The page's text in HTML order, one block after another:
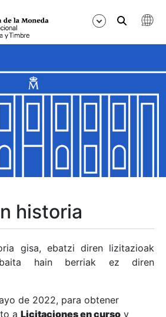
historia
gisa, ebatzi diren lizitazioak
hain berriak ez diren
de 2022, para obtener
a Licitaciones en curso y